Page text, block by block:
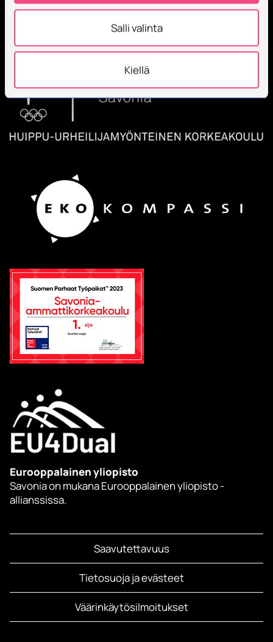
Salli valinta
Kiellä
innovoi.
Työntekijöitä + 600
Eurooppalainen yliopisto
Savonia on mukana Eurooppalainen yliopisto -
allianssissa.
Saavutettavuus
Tietosuoja ja evästeet
Väärinkäytösilmoitukset